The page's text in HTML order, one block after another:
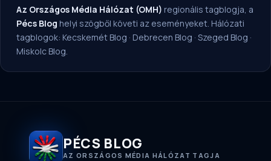
Az Országos Média Hálózat (OMH) regionális tagblogja, a
Pécs Blog helyi szögből követi az eseményeket. Hálózati
tagblogok: Kecskemét Blog · Debrecen Blog · Szeged Blog ·
Miskolc Blog.
PÉCS BLOG
AZ ORSZÁGOS MÉDIA HÁLÓZAT TAGJA